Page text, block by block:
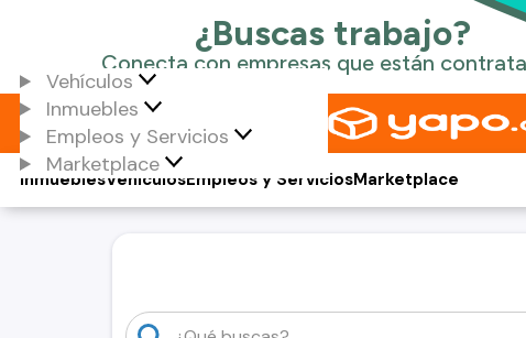
Vehículos
Inmuebles
Empleos y Servicios
Marketplace
Vehículos
Inmuebles Empleos y ServiciosMarketplace